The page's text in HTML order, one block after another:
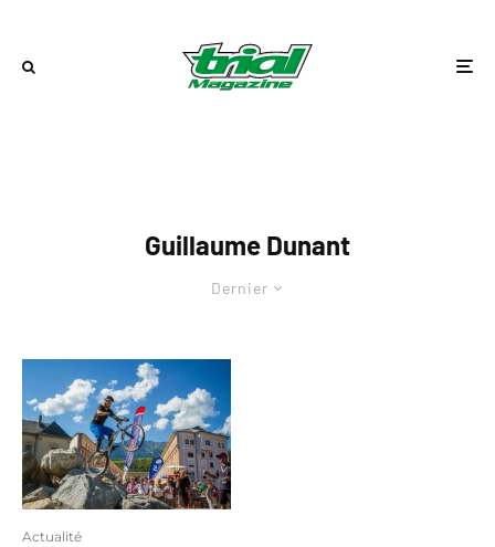
Guillaume Dunant
Dernier
Actualité